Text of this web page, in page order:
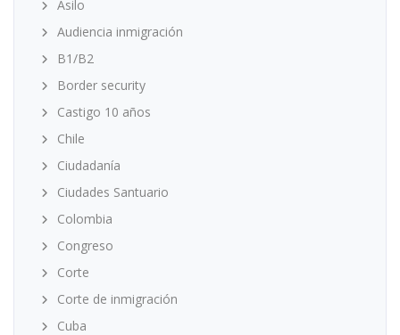
Asilo
Audiencia inmigración
B1/B2
Border security
Castigo 10 años
Chile
Ciudadanía
Ciudades Santuario
Colombia
Congreso
Corte
Corte de inmigración
Cuba